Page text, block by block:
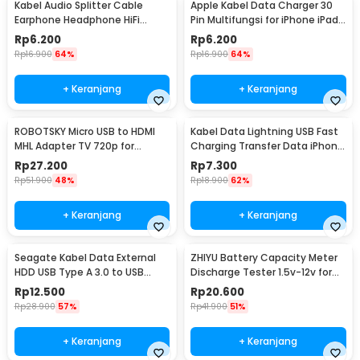
1 x ESSAGER Kabel Data 2in1 Fast Charging Braided USB Type C
Lightning 65W - ES-X59
1 x Panduan Penggunaan
Kabel Audio Splitter Cable
Earphone Headphone HiFi
3.5mm to 2x3.5mm - AV115
Rp6.200
Rp16.900 64%
+ Keranjang
Apple Kabel Data Charger 30
Pin Multifungsi for iPhone iPad
iPod 1M - S-IPAD
Rp6.200
Rp16.900 64%
+ Keranjang
ROBOTSKY Micro USB to HDMI
MHL Adapter TV 720p for
Smartphone - S2
Rp27.200
Rp51.900 48%
+ Keranjang
Kabel Data Lightning USB Fast
Charging Transfer Data iPhone
2.4A 1M - S-IP5G
Rp7.300
Rp18.900 62%
+ Keranjang
Seagate Kabel Data External
HDD USB Type A 3.0 to USB
Micro B Cable 50cm - OD5.5
(ORIGINAL)
Rp12.500
Rp28.900 57%
+ Keranjang
ZHIYU Battery Capacity Meter
Discharge Tester 1.5v-12v for
18650 - HW-586
Rp20.600
Rp41.900 51%
+ Keranjang